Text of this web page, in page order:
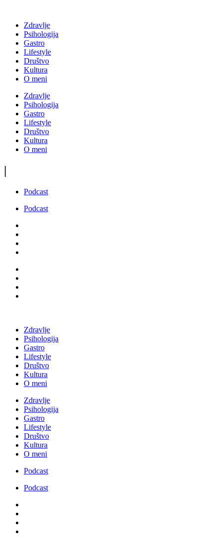
Zdravlje
Psihologija
Gastro
Lifestyle
Društvo
Kultura
O meni
Zdravlje
Psihologija
Gastro
Lifestyle
Društvo
Kultura
O meni
|
Podcast
Podcast
Zdravlje
Psihologija
Gastro
Lifestyle
Društvo
Kultura
O meni
Zdravlje
Psihologija
Gastro
Lifestyle
Društvo
Kultura
O meni
Podcast
Podcast